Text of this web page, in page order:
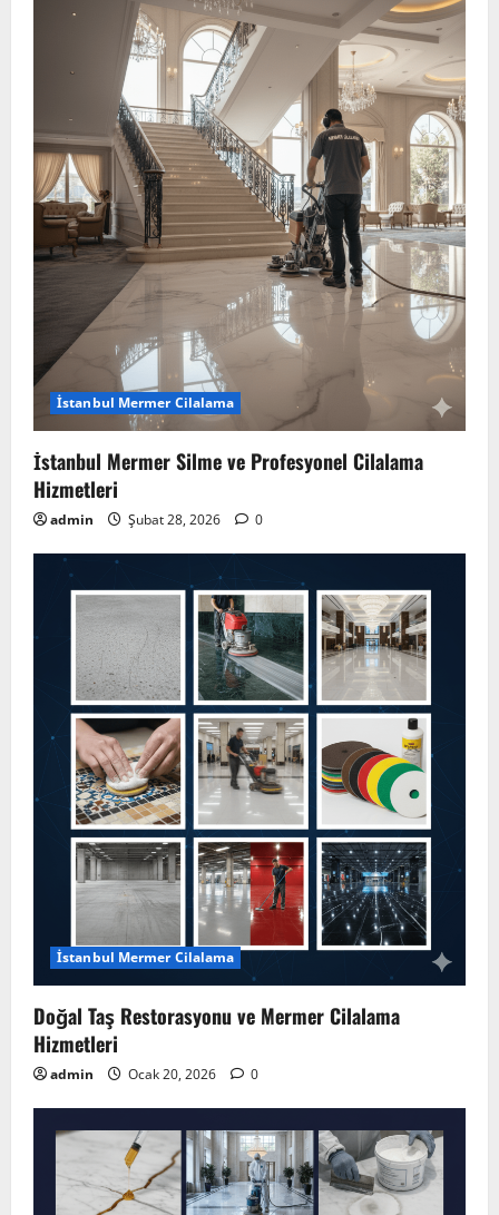
İstanbul Mermer Cilalama
İstanbul Mermer Silme ve Profesyonel Cilalama
Hizmetleri
admin Şubat 28, 2026 0
İstanbul Mermer Cilalama
Doğal Taş Restorasyonu ve Mermer Cilalama
Hizmetleri
admin Ocak 20, 2026 0